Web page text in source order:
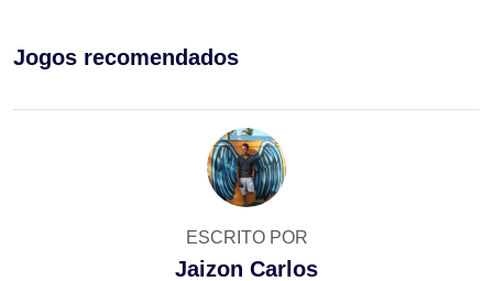
Jogos recomendados
ESCRITO POR
Jaizon Carlos